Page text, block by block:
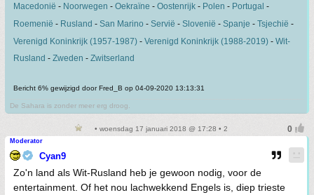
Macedonië - Noorwegen - Oekraïne - Oostenrijk - Polen - Portugal -
Roemenië - Rusland - San Marino - Servië - Slovenië - Spanje - Tsjechië -
Verenigd Koninkrijk (1957-1987) - Verenigd Koninkrijk (1988-2019) - Wit-
Rusland - Zweden - Zwitserland
Bericht 6% gewijzigd door Fred_B op 04-09-2020 13:13:31
De Sahara is zonder meer erg droog.
• woensdag 17 januari 2018 @ 17:28 • 2
Moderator
Cyan9
Zo'n land als Wit-Rusland heb je gewoon nodig, voor de
entertainment. Of het nou lachwekkend Engels is, diep trieste